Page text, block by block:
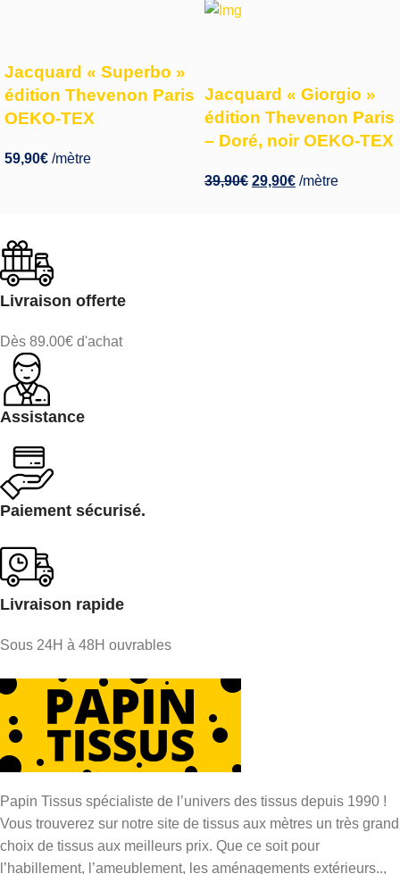
Jacquard « Superbo »
édition Thevenon Paris
OEKO-TEX
59,90€ /mètre
Jacquard « Giorgio »
édition Thevenon Paris
– Doré, noir OEKO-TEX
39,90€ 29,90€ /mètre
Livraison offerte
Dès 89.00€ d'achat
Assistance
Paiement sécurisé.
Livraison rapide
Sous 24H à 48H ouvrables
Papin Tissus spécialiste de l’univers des tissus depuis 1990 !
Vous trouverez sur notre site de tissus aux mètres un très grand
choix de tissus aux meilleurs prix. Que ce soit pour
l’habillement, l’ameublement, les aménagements extérieurs..,